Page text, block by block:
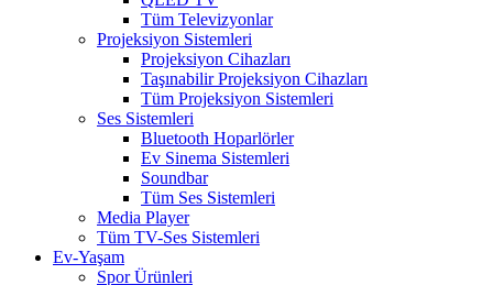
Tüm Televizyonlar
Projeksiyon Sistemleri
Projeksiyon Cihazları
Taşınabilir Projeksiyon Cihazları
Tüm Projeksiyon Sistemleri
Ses Sistemleri
Bluetooth Hoparlörler
Ev Sinema Sistemleri
Soundbar
Tüm Ses Sistemleri
Media Player
Tüm TV-Ses Sistemleri
Ev-Yaşam
Spor Ürünleri